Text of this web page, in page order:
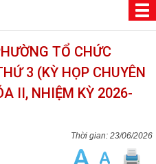
TỔ CHỨC
3 (KỲ HỌP CHUYÊN
II, NHIỆM KỲ 2026-
23/06/2026